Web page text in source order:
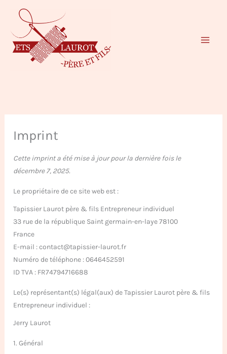
contenu
Imprint
Cette imprint a été mise à jour pour la dernière fois le
décembre 7, 2025.
Le propriétaire de ce site web est :
Tapissier Laurot père & fils Entrepreneur individuel
33 rue de la république Saint germain-en-laye 78100
France
E-mail :contact@tapissier-laurot.fr
Numéro de téléphone : 0646452591
ID TVA : FR74794716688
Le(s) représentant(s) légal(aux) de Tapissier Laurot père & fils
Entrepreneur individuel :
Jerry Laurot
1. Général